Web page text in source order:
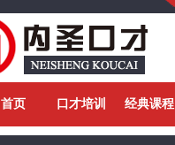
首页 口才培训 经典课程